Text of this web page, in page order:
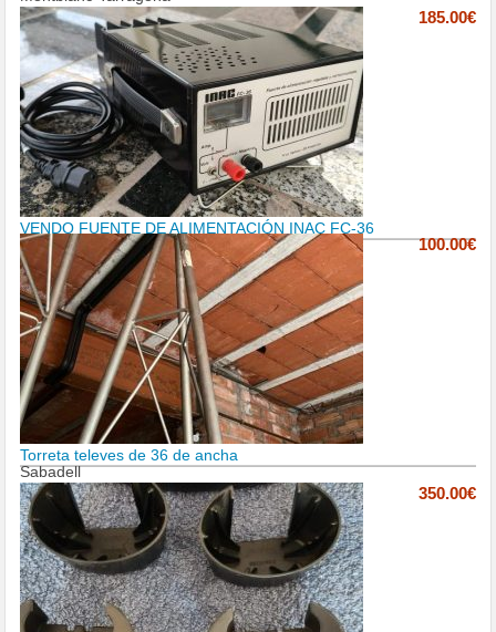
185.00€
VENDO FUENTE DE ALIMENTACIÓN INAC FC-36
100.00€
Torreta televes de 36 de ancha
Sabadell
350.00€